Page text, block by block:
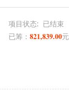
项目状态: 已结束
已筹： 821,839.00元